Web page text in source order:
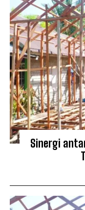
Sinergi